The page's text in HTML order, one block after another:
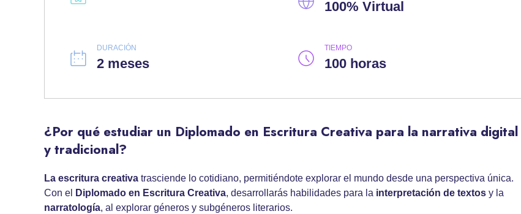
100% Virtual
DURACIÓN
2 meses
TIEMPO
100 horas
¿Por qué estudiar un Diplomado en Escritura Creativa para la narrativa digital
y tradicional?
La escritura creativa trasciende lo cotidiano, permitiéndote explorar el mundo desde una perspectiva única.
Con el
Diplomado en Escritura Creativa, desarrollarás habilidades para la interpretación de textos y la
narratología, al explorar géneros y subgéneros literarios.